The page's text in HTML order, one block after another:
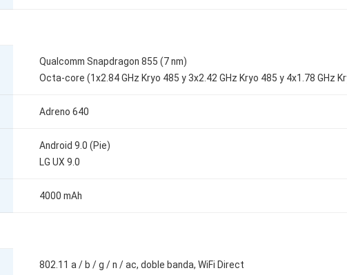
Qualcomm Snapdragon 855 (7 nm)
Octa-core (1x2.84 GHz Kryo 485 y 3x2.42 GHz Kryo 485 y 4x1.78 GHz
Adreno 640
Android 9.0 (Pie)
LG UX 9.0
4000 mAh
802.11 a / b / g / n / ac, doble banda, WiFi Direct